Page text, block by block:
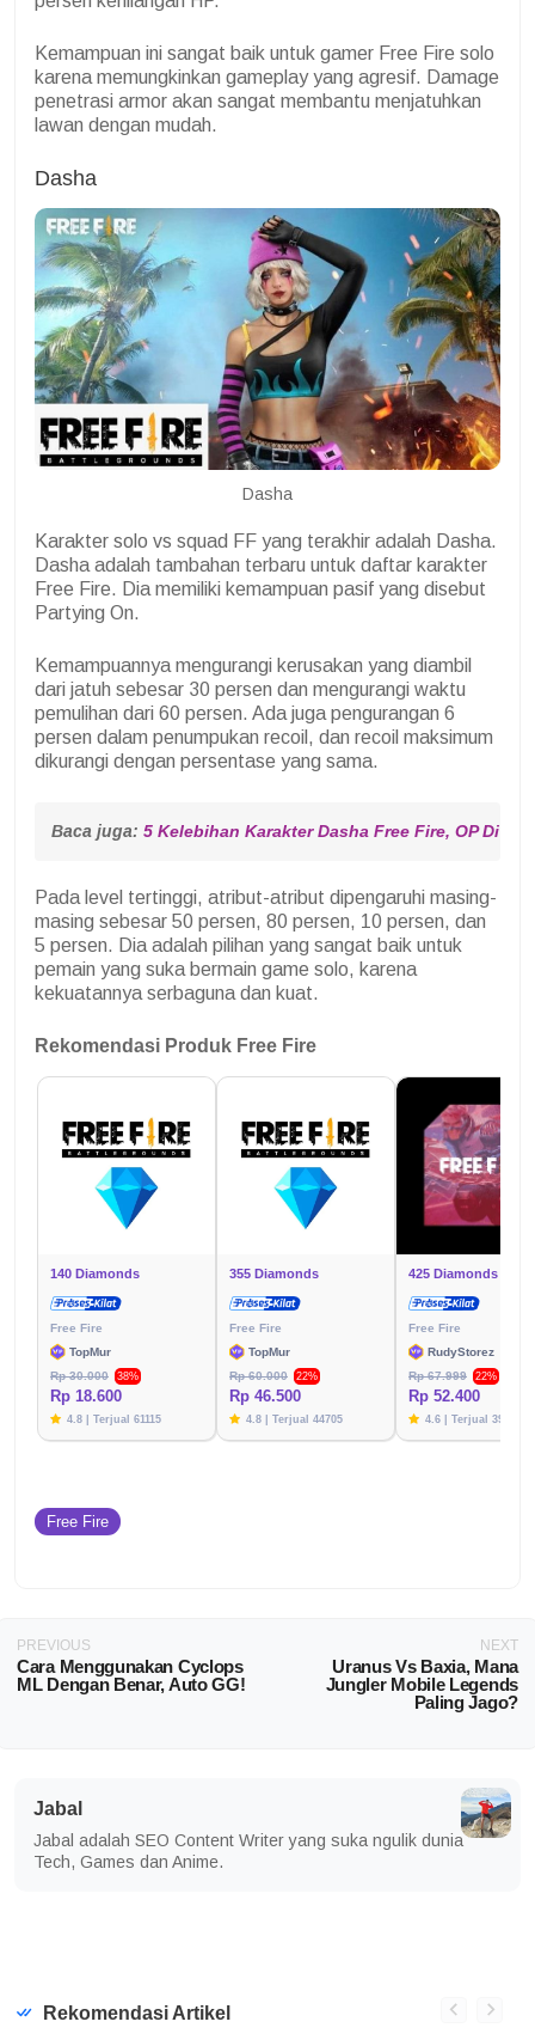
Kemampuan ini sangat baik untuk gamer Free Fire solo
karena memungkinkan gameplay yang agresif. Damage
penetrasi armor akan sangat membantu menjatuhkan
lawan dengan mudah.
Dasha
Dasha
Karakter solo vs squad FF yang terakhir adalah Dasha.
Dasha adalah tambahan terbaru untuk daftar karakter
Free Fire. Dia memiliki kemampuan pasif yang disebut
Partying On.
Kemampuannya mengurangi kerusakan yang diambil
dari jatuh sebesar 30 persen dan mengurangi waktu
pemulihan dari 60 persen. Ada juga pengurangan 6
persen dalam penumpukan recoil, dan recoil maksimum
dikurangi dengan persentase yang sama.
Baca juga: 5 Kelebihan Karakter Dasha Free Fire, OP Di
Pada level tertinggi, atribut-atribut dipengaruhi masing-
masing sebesar 50 persen, 80 persen, 10 persen, dan
5 persen. Dia adalah pilihan yang sangat baik untuk
pemain yang suka bermain game solo, karena
kekuatannya serbaguna dan kuat.
Rekomendasi Produk Free Fire
140 Diamonds
Free Fire
TopMur
Rp 30.000
38%
Rp 18.600
4.8 | Terjual 61115
355 Diamonds
Free Fire
TopMur
Rp 60.000
22%
Rp 46.500
4.8 | Terjual 44705
425 Diamonds
Free Fire
RudyStorez
Rp 67.999
22%
Rp 52.400
4.6 | Terjual 39783
Free Fire
PREVIOUS
Cara Menggunakan Cyclops
ML Dengan Benar, Auto GG!
NEXT
Uranus Vs Baxia, Mana
Jungler Mobile Legends
Paling Jago?
Jabal
Jabal adalah SEO Content Writer yang suka ngulik dunia
Tech, Games dan Anime.
Rekomendasi Artikel